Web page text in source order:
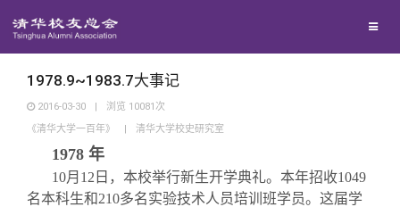
西南联大校友会
回馈母校
捐赠项目
媒体平台
1978.9~1983.7大事记
2016-03-30 | 浏览 10081 次
《清华大学一百年》
| 清华大学校史研究室
1978 年
10月12日，本校举行新生开学典礼。本年招收1049
名本科生和210多名实验技术人员培训班学员。这届学